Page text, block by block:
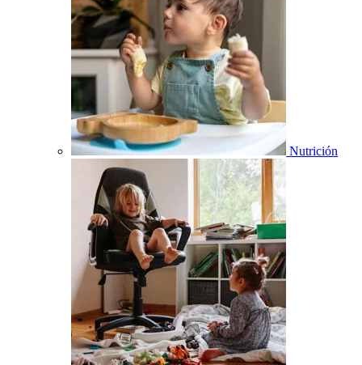
Nutrición